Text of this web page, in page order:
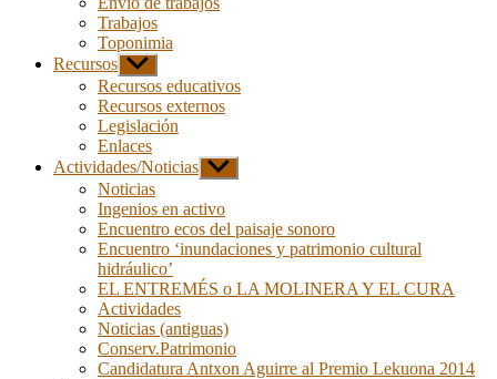
submenú
Trabajos
Toponimia
Recursos Mostrar
el
submenú
Recursos educativos
Recursos externos
Legislación
Enlaces
Actividades/Noticias Mostrar
el
Noticias
Ingenios en activo
Encuentro ecos del paisaje sonoro
Encuentro ‘inundaciones y patrimonio cultural
hidráulico’
EL ENTREMÉS o LA MOLINERA Y EL CURA
Actividades
Noticias (antiguas)
Conserv.Patrimonio
Candidatura Antxon Aguirre al Premio Lekuona 2014